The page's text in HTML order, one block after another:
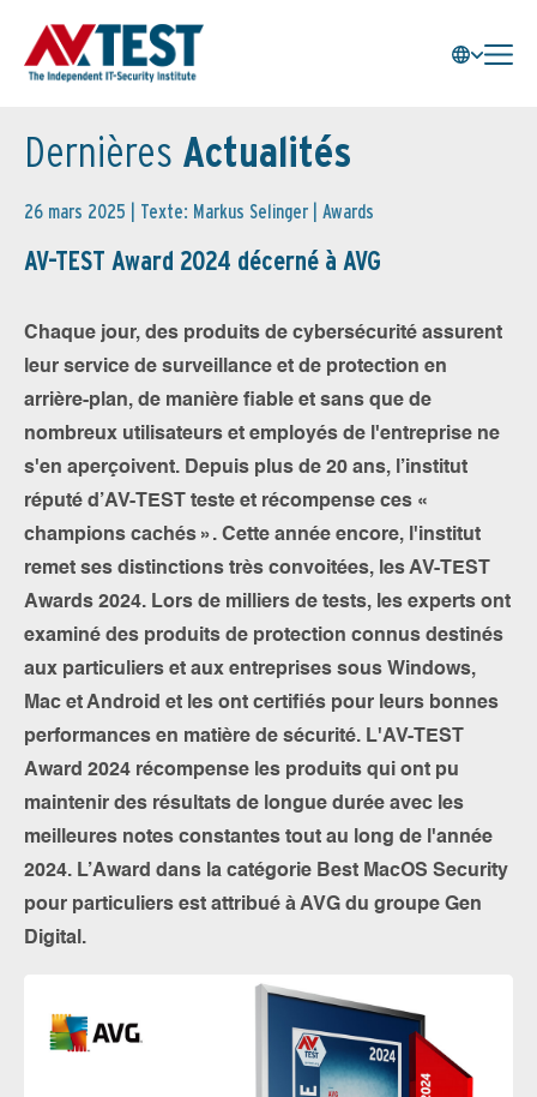
Dernières Actualités
26 mars 2025 | Texte: Markus Selinger | Awards
AV-TEST Award 2024 décerné à AVG
Chaque jour, des produits de cybersécurité assurent
leur service de surveillance et de protection en
arrière-plan, de manière fiable et sans que de
nombreux utilisateurs et employés de l'entreprise ne
s'en aperçoivent. Depuis plus de 20 ans, l’institut
réputé d’AV-TEST teste et récompense ces «
champions cachés ». Cette année encore, l'institut
remet ses distinctions très convoitées, les AV-TEST
Awards 2024. Lors de milliers de tests, les experts ont
examiné des produits de protection connus destinés
aux particuliers et aux entreprises sous Windows,
Mac et Android et les ont certifiés pour leurs bonnes
performances en matière de sécurité. L'AV-TEST
Award 2024 récompense les produits qui ont pu
maintenir des résultats de longue durée avec les
meilleures notes constantes tout au long de l'année
2024. L’Award dans la catégorie Best MacOS Security
pour particuliers est attribué à AVG du groupe Gen
Digital.